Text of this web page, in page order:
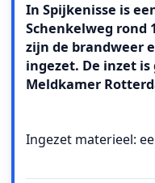
In Spijkenisse is
Schenkelweg rond
zijn de brandweer
ingezet. De inzet
Meldkamer
Ingezet materieel: